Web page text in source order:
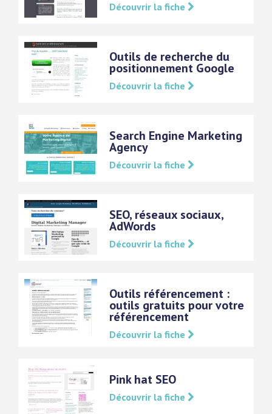
Découvrir la fiche
Outils de recherche du
positionnement Google
Découvrir la fiche
Search Engine Marketing
Agency
Découvrir la fiche
SEO, réseaux sociaux,
AdWords
Découvrir la fiche
Outils référencement :
outils gratuits pour votre
référencement
Découvrir la fiche
Pink hat SEO
Découvrir la fiche